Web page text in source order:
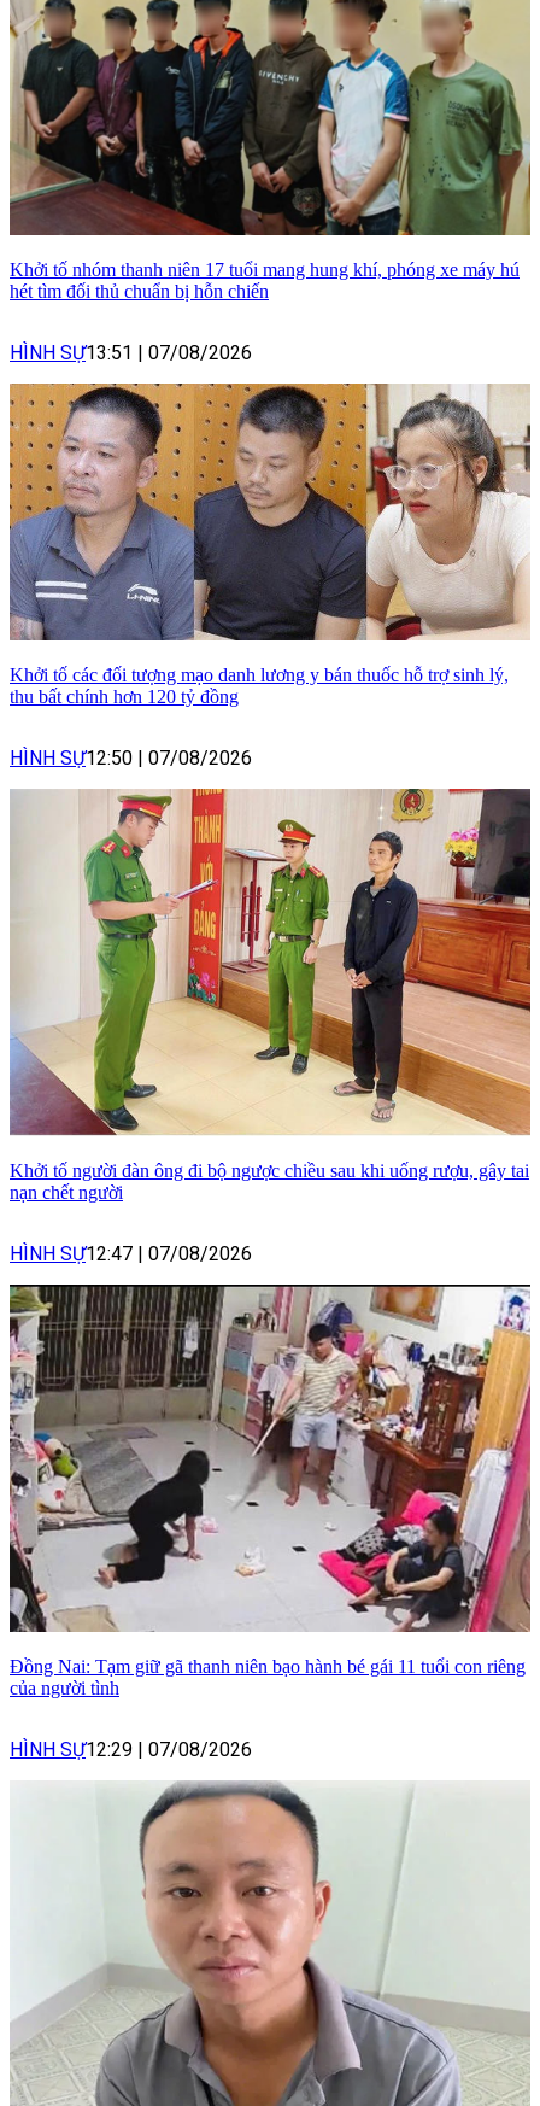
Khởi tố nhóm thanh niên 17 tuổi mang hung khí, phóng xe máy hú
hét tìm đối thủ chuẩn bị hỗn chiến
HÌNH SỰ13:51 | 07/08/2026
Khởi tố các đối tượng mạo danh lương y bán thuốc hỗ trợ sinh lý,
thu bất chính hơn 120 tỷ đồng
HÌNH SỰ12:50 | 07/08/2026
Khởi tố người đàn ông đi bộ ngược chiều sau khi uống rượu, gây tai
nạn chết người
HÌNH SỰ12:47 | 07/08/2026
Đồng Nai: Tạm giữ gã thanh niên bạo hành bé gái 11 tuổi con riêng
của người tình
HÌNH SỰ12:29 | 07/08/2026